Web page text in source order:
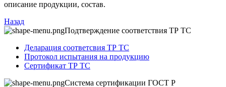
описание продукции, состав.
Назад
Подтверждение соответствия ТР ТС
Деларация соответсвия ТР ТС
Протокол испытания на продукцию
Сертификат ТР ТС
Система сертификации ГОСТ Р